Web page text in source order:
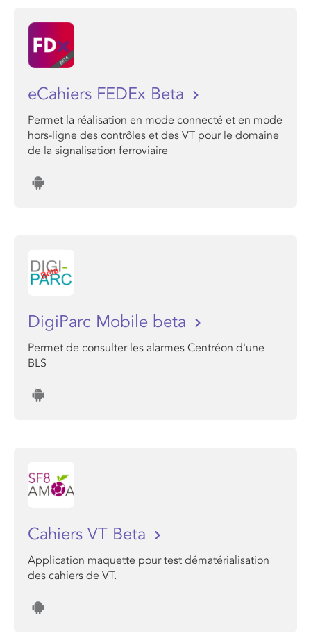
eCahiers FEDEx Beta
Permet la réalisation en mode connecté et en mode
hors-ligne des contrôles et des VT pour le domaine
de la signalisation ferroviaire
DigiParc Mobile beta
Permet de consulter les alarmes Centréon d'une
BLS
Cahiers VT Beta
Application maquette pour test dématérialisation
des cahiers de VT.